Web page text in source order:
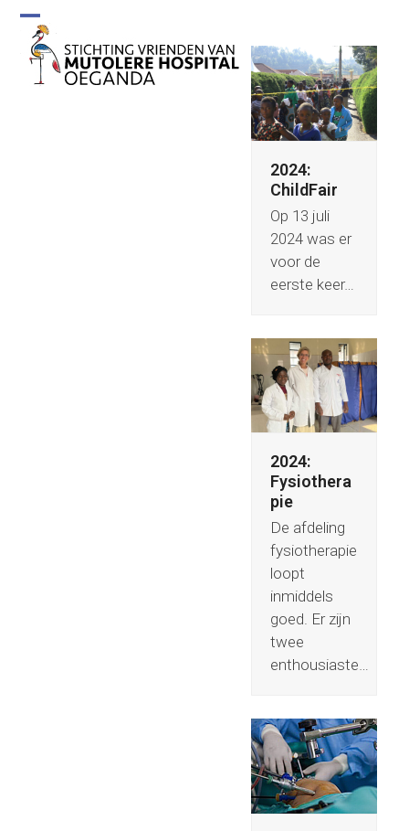
Skip
content
Open
mobile
Close
mobile
2024:
ChildFair
Op 13 juli
2024 was er
voor de
eerste keer…
2024:
Fysiothera
pie
De afdeling
fysiotherapie
loopt
inmiddels
goed. Er zijn
twee
enthousiaste…